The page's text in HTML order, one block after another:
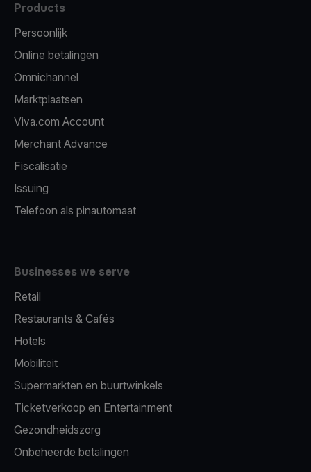
Products
Persoonlijk
Online betalingen
Omnichannel
Marktplaatsen
Viva.com Account
Merchant Advance
Fiscalisatie
Issuing
Telefoon als pinautomaat
Businesses we serve
Retail
Restaurants & Cafés
Hotels
Mobiliteit
Supermarkten en buurtwinkels
Ticketverkoop en Entertainment
Gezondheidszorg
Onbeheerde betalingen